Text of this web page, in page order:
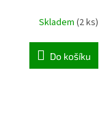
Skladem (2 ks)
Do košíku